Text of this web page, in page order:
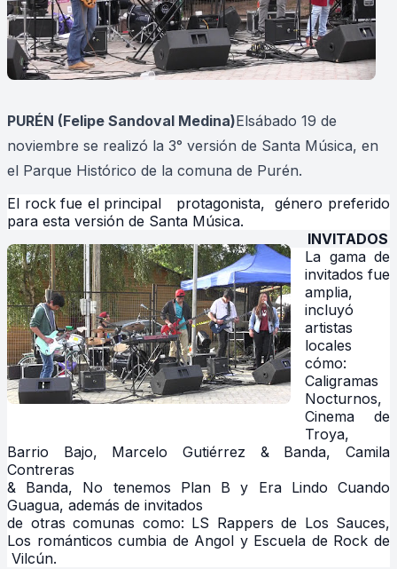
PURÉN (Felipe Sandoval Medina)Elsábado 19 de
noviembre se realizó la 3° versión de Santa Música, en
el Parque Histórico de la comuna de Purén.
El rock fue el principal protagonista, género preferido
para esta versión de Santa Música.
INVITADOS
La gama de
invitados fue
amplia,
incluyó
artistas
locales
cómo:
Caligramas
Nocturnos,
Cinema de
Troya,
Barrio Bajo, Marcelo Gutiérrez & Banda, Camila
Contreras
& Banda, No tenemos Plan B y Era Lindo Cuando
Guagua, además de invitados
de otras comunas como: LS Rappers de Los Sauces,
Los románticos cumbia de Angol y Escuela de Rock de
Vilcún.